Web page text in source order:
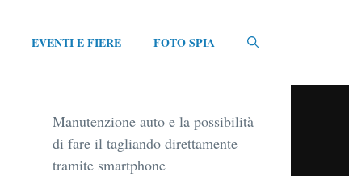
EVENTI E FIERE FOTO SPIA
Manutenzione auto e la possibilità
di fare il tagliando direttamente
tramite smartphone